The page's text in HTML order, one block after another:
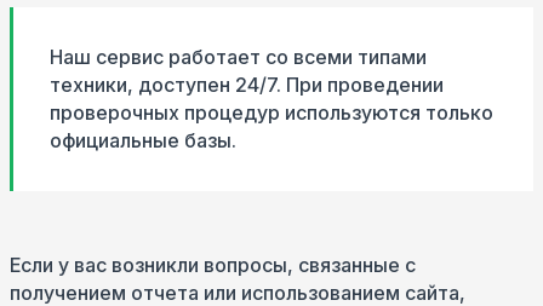
Наш сервис работает со всеми типами
техники, доступен 24/7. При проведении
проверочных процедур используются только
официальные базы.
Если у вас возникли вопросы, связанные с
получением отчета или использованием сайта,